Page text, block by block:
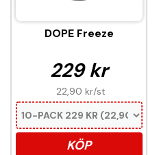
DOPE Freeze
229 kr
22,90 kr/st
KÖP